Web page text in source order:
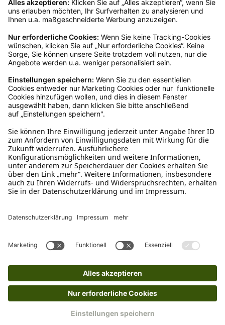
verkauf@schecker.de oder rufe zu unseren
Servicezeiten an, dann lassen wir dir ein
Kundenservice
Mo – Fr 9 – 17 Uhr, Sa 9 – 13 Uhr
Ruf uns an
04942-60 64 080
Schreibe uns
+49 1520 8997191
Tritt unserem Newsletter bei